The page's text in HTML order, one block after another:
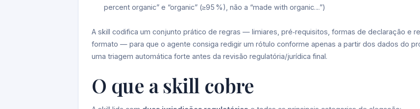
percent organic” e “organic” (≥95 %), não a “made with organic…”)
A skill codifica um conjunto prático de regras — limiares, pré‑requisitos, formas de declaração e
formato — para que o agente consiga redigir um rótulo conforme apenas a partir dos dados do
uma triagem automática forte antes da revisão regulatória/jurídica final.
O que a skill cobre